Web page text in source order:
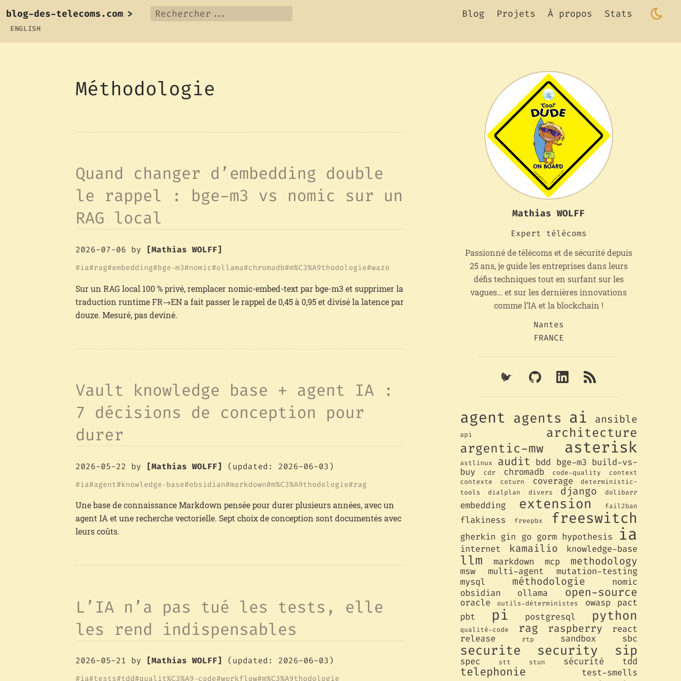
blog-des-telecoms.com > Blog Projets À propos Stats
ENGLISH
Méthodologie
Quand changer d’embedding double
le rappel : bge-m3 vs nomic sur un
RAG local
2026-07-06 by [Mathias WOLFF]
ia rag embedding bge‑m3 nomic ollama chromadb m%C3%A9thodologie wazo
Sur un RAG local 100 % privé, remplacer nomic-embed-text par bge-m3 et supprimer la
traduction runtime FR→EN a fait passer le rappel de 0,45 à 0,95 et divisé la latence par
douze. Mesuré, pas deviné.
Vault knowledge base + agent IA :
7 décisions de conception pour
durer
2026-05-22 by [Mathias WOLFF] (updated: 2026-06-03)
ia agent knowledge‑base obsidian markdown m%C3%A9thodologie rag
Une base de connaissance Markdown pensée pour durer plusieurs années, avec un
agent IA et une recherche vectorielle. Sept choix de conception sont documentés avec
leurs coûts.
L’IA n’a pas tué les tests, elle
les rend indispensables
2026-05-21 by [Mathias WOLFF] (updated: 2026-06-03)
ia tests tdd qualit%C3%A9‑code workflow m%C3%A9thodologie
Mathias WOLFF
Expert télécoms
Passionné de télécoms et de sécurité depuis
25 ans, je guide les entreprises dans leurs
défis techniques tout en surfant sur les
vagues… et sur les dernières innovations
comme l’IA et la blockchain !
Nantes
FRANCE
agent agents ai ansible
api
architecture
argentic-mw
asterisk
astlinux audit bdd bge-m3 build-vs-
buy
cdr chromadb code-quality
context
contexte
coturn coverage
deterministic-
tools
dialplan divers django dolibarr
embedding extension fail2ban
flakiness freepbx freeswitch
gherkin gin go gorm hypothesis ia
internet kamailio knowledge-base
llm markdown mcp methodology
msw multi-agent
mutation-testing
mysql
méthodologie
nomic
obsidian
ollama open-source
oracle outils-déterministes owasp
pact
pbt
pi postgresql python
qualité-code rag raspberry
react
release
rtp sandbox sbc
securite security sip
spec stt stun sécurité tdd
telephonie test-smells